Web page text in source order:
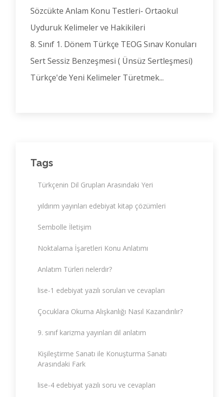
Sözcükte Anlam Konu Testleri- Ortaokul
Uyduruk Kelimeler ve Hakikileri
8. Sınıf 1. Dönem Türkçe TEOG Sınav Konuları
Sert Sessiz Benzeşmesi ( Ünsüz Sertleşmesi)
Türkçe'de Yeni Kelimeler Türetmek...
Tags
Türkçenin Dil Grupları Arasındaki Yeri
yıldırım yayınları edebiyat kitap çözümleri
Sembolle İletişim
Noktalama İşaretleri Konu Anlatımı
Anlatım Türleri nelerdir?
lise-1 edebiyat yazılı soruları ve cevapları
Çocuklara Okuma Alışkanlığı Nasıl Kazandırılır?
9. sınıf karizma yayınları dil anlatım
Kişileştirme Sanatı ile Konuşturma Sanatı
Arasındaki Fark
lise-4 edebiyat yazılı soru ve cevapları